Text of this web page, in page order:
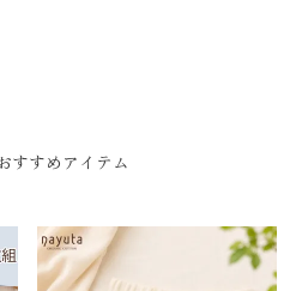
すすめアイテム